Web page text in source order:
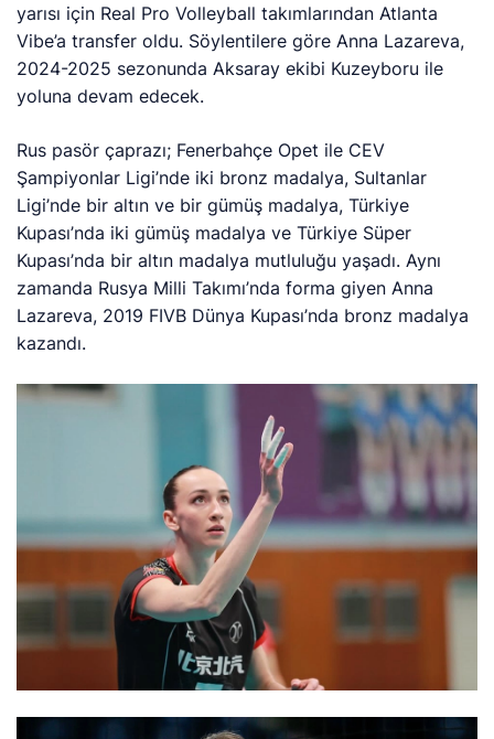
yarısı için Real Pro Volleyball takımlarından Atlanta
Vibe’a transfer oldu. Söylentilere göre Anna Lazareva,
2024-2025 sezonunda Aksaray ekibi Kuzeyboru ile
yoluna devam edecek.
Rus pasör çaprazı; Fenerbahçe Opet ile CEV
Şampiyonlar Ligi’nde iki bronz madalya, Sultanlar
Ligi’nde bir altın ve bir gümüş madalya, Türkiye
Kupası’nda iki gümüş madalya ve Türkiye Süper
Kupası’nda bir altın madalya mutluluğu yaşadı. Aynı
zamanda Rusya Milli Takımı’nda forma giyen Anna
Lazareva, 2019 FIVB Dünya Kupası’nda bronz madalya
kazandı.